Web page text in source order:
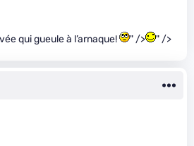
qui gueule à l’arnaque! " /> " />